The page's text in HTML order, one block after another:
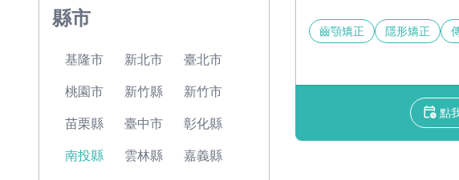
縣市
基隆市 新北市 臺北市
桃園市 新竹縣 新竹市
苗栗縣 臺中市 彰化縣
南投縣 雲林縣 嘉義縣
齒顎矯正 隱形矯正
點